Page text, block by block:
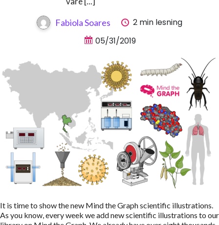
Fabiola Soares
2 min lesning
05/31/2019
It is time to show the new Mind the Graph scientific illustrations.
As you know, every week we add new scientific illustrations to our